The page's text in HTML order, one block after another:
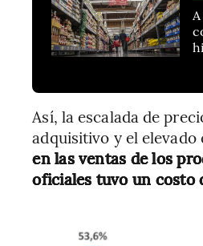
Así, la escalada de
adquisitivo y el
en las ventas de los
oficiales tuvo un costo